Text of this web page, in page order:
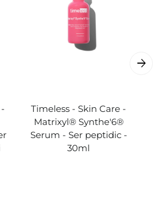
Timeless - Skin Care -
Matrixyl®️ Synthe'6®️
Serum - Ser peptidic -
30ml